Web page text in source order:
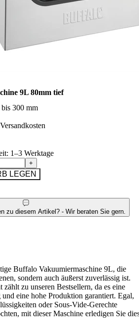
9L 80mm tief
300 mm
1–3 Werktage
+
LEGEN
zu diesem Artikel? - Wir beraten Sie gern.
Buffalo Vakuumiermaschine 9L, die
sondern auch äußerst zuverlässig ist.
zu unseren Bestsellern, da es eine
eine hohe Produktion garantiert. Egal,
oder Sous-Vide-Gerechte
mit dieser Maschine erledigen Sie